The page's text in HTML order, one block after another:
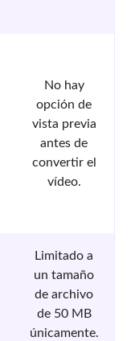
No hay
opción de
vista previa
antes de
convertir el
vídeo.
Limitado a
un tamaño
de archivo
de 50 MB
únicamente.